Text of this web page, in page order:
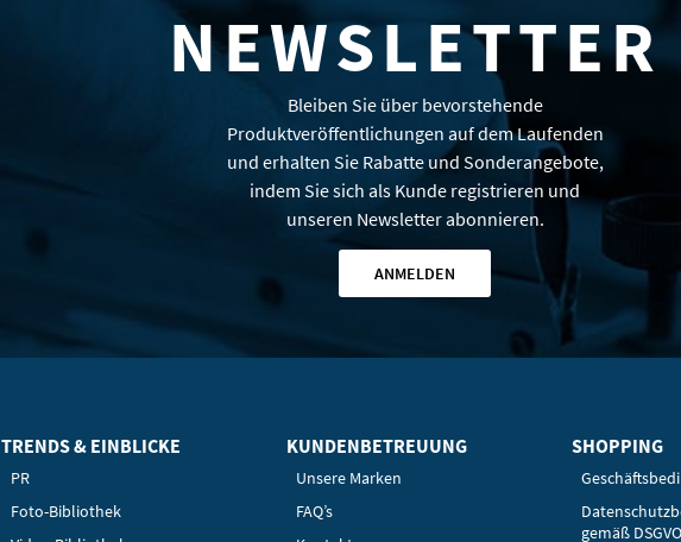
NEWSLETTER
Bleiben Sie über bevorstehende
Produktveröffentlichungen auf dem Laufenden
und erhalten Sie Rabatte und Sonderangebote,
indem Sie sich als Kunde registrieren und
unseren Newsletter abonnieren.
ANMELDEN
TRENDS & EINBLICKE
PR
Foto-Bibliothek
KUNDENBETREUUNG
Unsere Marken
FAQ’s
SHOPPING
gemäß DSGVO